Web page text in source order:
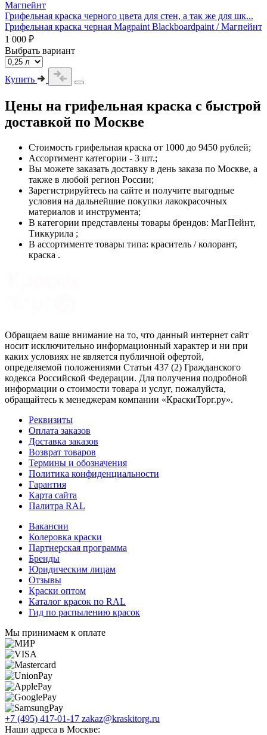
Грифельная краска черного цвета для стен, а так же для шк...
Грифельная краска черная Magpaint Blackboardpaint / Магпейнт
1 000 ₽
Выбрать вариант
Купить
Цены на грифельная краска с быстрой
доставкой по Москве
Стоимость грифельная краска от 1000 до 9450 рублей;
Ассортимент категории - 3 шт.;
Вы можете заказать доставку в день заказа по Москве, а
также в любой регион России;
Зарегистрируйтесь на сайте и получите выгодные
условия на дальнейшие покупки лакокрасочных
материалов и инструмента;
В категории представлены товары брендов: МагПейнт,
Тиккурила ;
В ассортименте товары типа: краситель / колорант,
краска .
Обращаем ваше внимание на то, что данный интернет сайт
носит исключительно информационный характер и ни при
каких условиях не является публичной офертой,
определяемой положениями Статьи 437 (2) Гражданского
кодекса Российской Федерации. Для получения подробной
информации о стоимости товара и услуг, пожалуйста,
обращайтесь к менеджерам компании «КраскиТорг.ру».
Реквизиты
Оплата заказов
Доставка заказов
Возврат товаров
Термины и обозначения
Политика конфиденциальности
Гарантия
Карта сайта
Палитра RAL
Вакансии
Колеровка краски
Партнерская программа
Бренды
Юридическим лицам
Отзывы
Краски оптом
Каталог красок по RAL
Гид по распылению красок
Мы принимаем к оплате
+7 (495) 417-01-17 zakaz@kraskitorg.ru
Наши адреса в Москве: